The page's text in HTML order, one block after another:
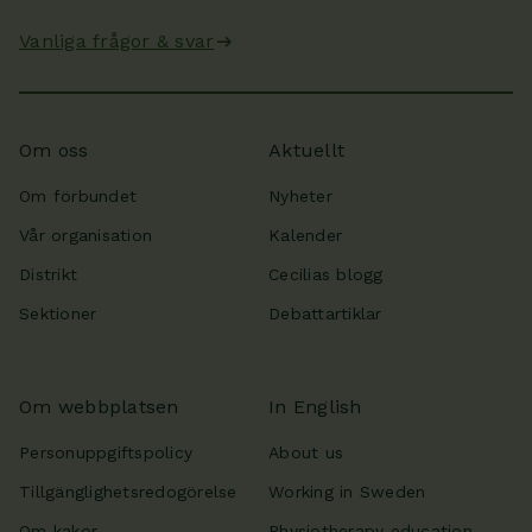
Vanliga frågor & svar
Om oss
Om förbundet
Vår organisation
Distrikt
Sektioner
Aktuellt
Nyheter
Kalender
Cecilias blogg
Debattartiklar
Om webbplatsen
Personuppgiftspolicy
Tillgänglighetsredogörelse
In English
About us
Working in Sweden